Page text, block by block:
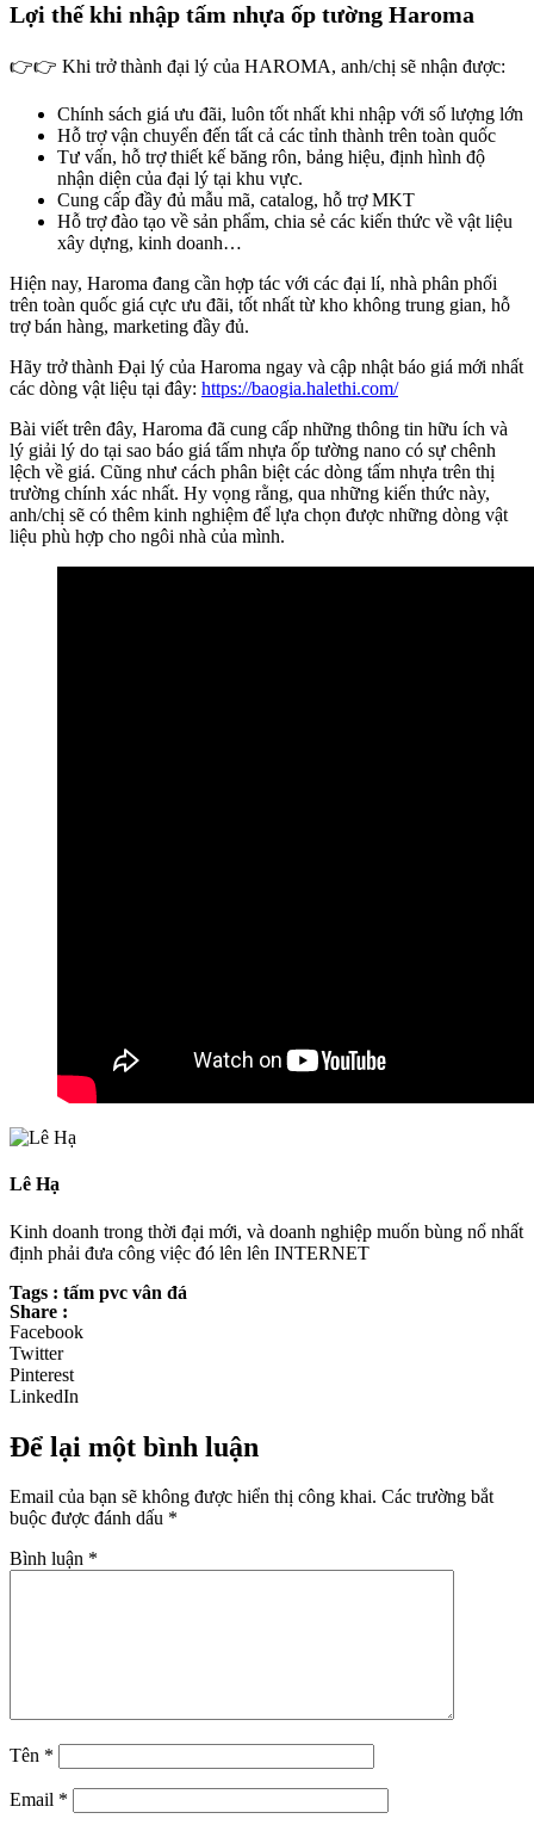
Lợi thế khi nhập tấm nhựa ốp tường Haroma
👉👉 Khi trở thành đại lý của HAROMA, anh/chị sẽ nhận được:
Chính sách giá ưu đãi, luôn tốt nhất khi nhập với số lượng lớn
Hỗ trợ vận chuyển đến tất cả các tỉnh thành trên toàn quốc
Tư vấn, hỗ trợ thiết kế băng rôn, bảng hiệu, định hình độ
nhận diện của đại lý tại khu vực.
Cung cấp đầy đủ mẫu mã, catalog, hỗ trợ MKT
Hỗ trợ đào tạo về sản phẩm, chia sẻ các kiến thức về vật liệu
xây dựng, kinh doanh…
Hiện nay, Haroma đang cần hợp tác với các đại lí, nhà phân phối
trên toàn quốc giá cực ưu đãi, tốt nhất từ kho không trung gian, hỗ
trợ bán hàng, marketing đầy đủ.
Hãy trở thành Đại lý của Haroma ngay và cập nhật báo giá mới nhất
các dòng vật liệu tại đây: https://baogia.halethi.com/
Bài viết trên đây, Haroma đã cung cấp những thông tin hữu ích và
lý giải lý do tại sao báo giá tấm nhựa ốp tường nano có sự chênh
lệch về giá. Cũng như cách phân biệt các dòng tấm nhựa trên thị
trường chính xác nhất. Hy vọng rằng, qua những kiến thức này,
anh/chị sẽ có thêm kinh nghiệm để lựa chọn được những dòng vật
liệu phù hợp cho ngôi nhà của mình.
Lê Hạ
Kinh doanh trong thời đại mới, và doanh nghiệp muốn bùng nổ nhất
định phải đưa công việc đó lên lên INTERNET
Tags : tấm pvc vân đá
Share :
Facebook
Twitter
Pinterest
LinkedIn
Để lại một bình luận
Email của bạn sẽ không được hiển thị công khai. Các trường bắt
buộc được đánh dấu *
Bình luận *
Tên *
Email *